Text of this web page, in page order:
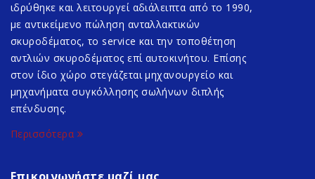
ιδρύθηκε και λειτουργεί αδιάλειπτα από το 1990,
με αντικείμενο πώληση ανταλλακτικών
σκυροδέματος, το service και την τοποθέτηση
αντλιών σκυροδέματος επί αυτοκινήτου. Επίσης
στον ίδιο χώρο στεγάζεται μηχανουργείο και
μηχανήματα συγκόλλησης σωλήνων διπλής
επένδυσης.
Περισσότερα